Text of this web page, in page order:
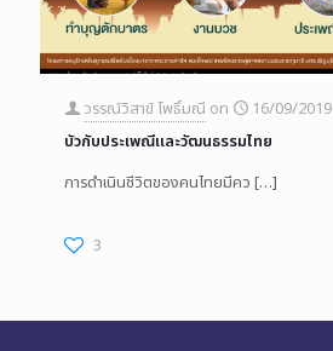
วรรณ์วิสาข์ โพธิ์มณี on
16/09/2019
บัวกับประเพณีและวัฒนธรรมไทย
การดำเนินชีวิตของคนไทยมีคว […]
3